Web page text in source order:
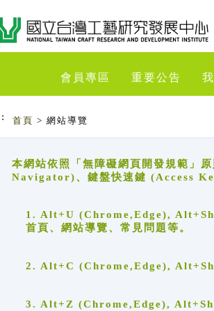
會員專區 重要公告
首頁 > 網站導覽
本網站依照「無障礙網頁開發規範」
Navigator)、鍵盤快速鍵 (Access
1. Alt+U (Chrome,Edge),
首頁、網站導覽、常見問題等。
2. Alt+C (Chrome,Edge),
3. Alt+Z (Chrome,Edge),